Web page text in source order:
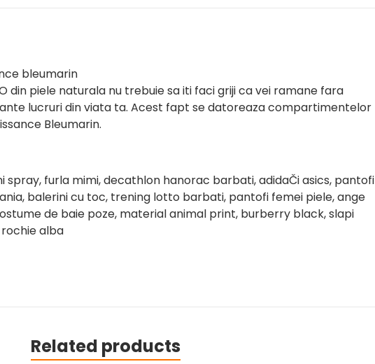
bleumarin
din piele naturala nu trebuie sa iti faci griji ca vei ramane fara
lucruri din viata ta. Acest fapt se datoreaza compartimentelor
Bleumarin.
furla mimi, decathlon hanorac barbati, adidaČi asics, pantofi
balerini cu toc, trening lotto barbati, pantofi femei piele, ange
de baie poze, material animal print, burberry black, slapi
alba
Related products